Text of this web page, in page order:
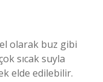
olarak buz gibi
sıcak suyla
elde edilebilir.